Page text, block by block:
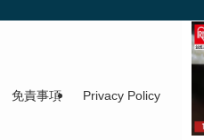
免責事項 Privacy Policy